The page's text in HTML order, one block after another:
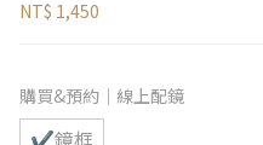
NT$ 1,450
購買&預約｜線上配鏡
✔鏡框